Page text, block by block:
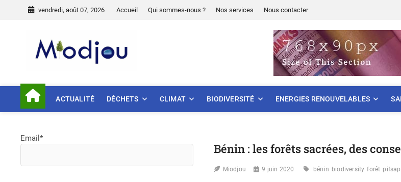
vendredi, août 07, 2026 Accueil Qui sommes-nous ? Nos services Nous contacter
ACTUALITÉ DÉCHETS CLIMAT BIODIVERSITÉ ENERGIES RENOUVELABLES
Bénin : les forêts sacrées, des
Miodjou 9 juin 2020 bénin biodiversity forêt pifsap
Email*